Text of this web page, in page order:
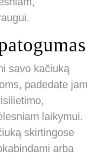
savo kačiuką
padedate jam
laikymui.
skirtingose
arba